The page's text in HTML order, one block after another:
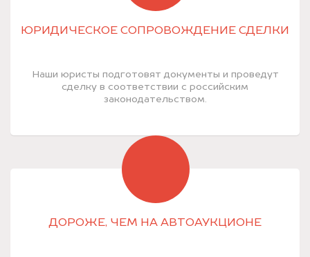
ЮРИДИЧЕСКОЕ СОПРОВОЖДЕНИЕ СДЕЛКИ
Наши юристы подготовят документы и проведут
сделку в соответствии с российским
законодательством.
ДОРОЖЕ, ЧЕМ НА АВТОАУКЦИОНЕ